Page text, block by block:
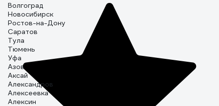
Волгоград
Новосибирск
Ростов-на-Дону
Саратов
Тула
Тюмень
Уфа
Азов
Аксай
Александров
Алексеевка
Алексин